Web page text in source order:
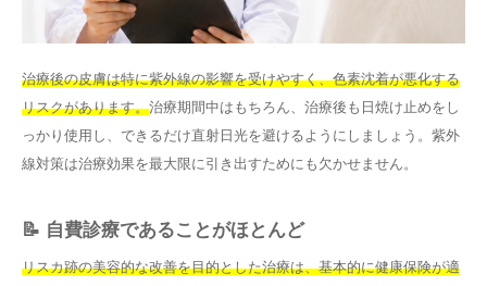
治療後の皮膚は特に紫外線の影響を受けやすく、色素沈着が悪化する
リスクがあります。治療期間中はもちろん、治療後も日焼け止めをし
っかり使用し、できるだけ直射日光を避けるようにしましょう。紫外
線対策は治療効果を最大限に引き出すためにも欠かせません。
📝 自費診療であることがほとんど
リスカ跡の美容的な改善を目的とした治療は、基本的に健康保険が適